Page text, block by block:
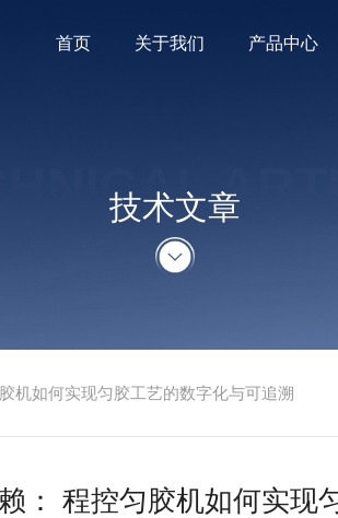
首页 关于我们 产品中心
技术文章
机如何实现匀胶工艺的数字化与可追溯
： 程控匀胶机如何实现